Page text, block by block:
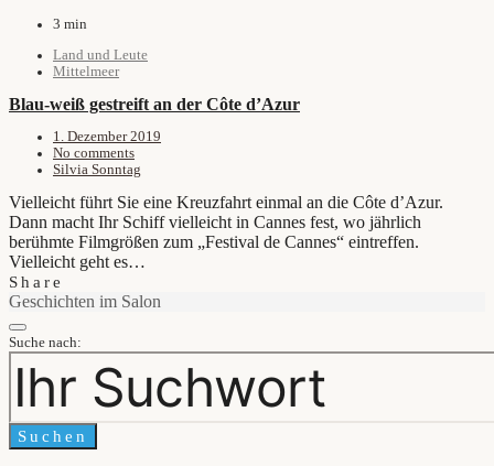
3 min
Land und Leute
Mittelmeer
Blau-weiß gestreift an der Côte d’Azur
1. Dezember 2019
No comments
Silvia Sonntag
Vielleicht führt Sie eine Kreuzfahrt einmal an die Côte d’Azur.
Dann macht Ihr Schiff vielleicht in Cannes fest, wo jährlich
berühmte Filmgrößen zum „Festival de Cannes“ eintreffen.
Vielleicht geht es…
Share
Geschichten im Salon
Suche nach:
Suchen